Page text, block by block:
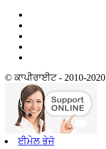
© ਕਾਪੀਰਾਈਟ - 2010-
ਈਮੇਲ ਭੇਜੋ